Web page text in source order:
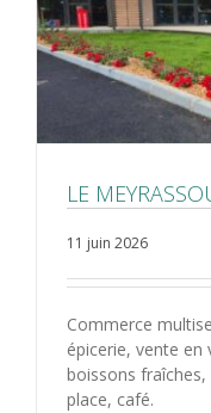
LE
11 juin 2026
Commerce
épicerie, vente en
boissons
place, café.